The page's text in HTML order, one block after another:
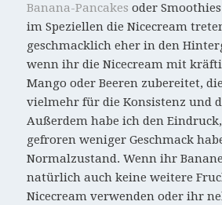
Banana-Pancakes oder
im Speziellen die Nicecream
geschmacklich eher in den
wenn ihr die Nicecream mit
Mango oder Beeren zubereitet,
vielmehr für die Konsistenz und
Außerdem habe ich den
gefroren weniger Geschmack
Normalzustand. Wenn ihr
natürlich auch keine weitere
Nicecream verwenden oder ihr